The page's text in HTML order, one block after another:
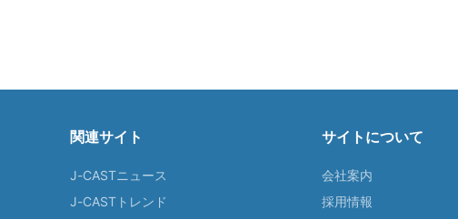
関連サイト
J-CASTニュース
J-CASTトレンド
サイトについて
会社案内
採用情報